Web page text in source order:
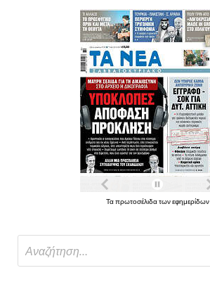
Τα πρωτοσέλιδα των εφημερίδων